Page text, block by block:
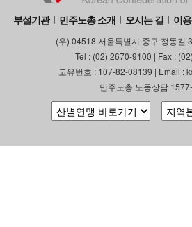
부설기관 민주노총 소개 오시는 길 이
(우) 04518 서울특별시 중구 정동길
Tel : (02) 2670-9100 | Fax :
고유번호 : 107-82-08139 | Email :
민주노총 노동상담